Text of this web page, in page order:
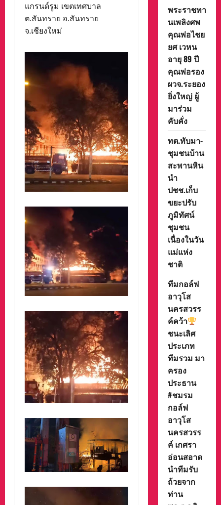
แกรนด์รูม เขตเทศบาล
ต.สันทราย อ.สันทราย
จ.เชียงใหม่
พระราชทา
นเพลิงศพ
คุณพ่อไชย
ยศ เวหน
อายุ 89 ปี
คุณพ่อรอง
ผวจ.ระยอง
ยิ่งใหญ่ ผู้
มาร่วม
คับคั่ง
ทต.ทับมา-
ชุมชนบ้าน
สะพานหิน
นำ
ปชช.เก็บ
ขยะปรับ
ภูมิทัศน์
ชุมชน
เนื่องในวัน
แม่แห่ง
ชาติ
ทีมกอล์ฟ
อาวุโส
นครสวรร
ค์คว้า
ชนะเลิศ
ประเภท
ทีมรวม มา
ครอง
ประธาน
#ชมรม
กอล์ฟ
อาวุโส
นครสวรร
ค์ เกศรา
อ่อนสอาด
นำทีมรับ
ถ้วยจาก
ท่าน